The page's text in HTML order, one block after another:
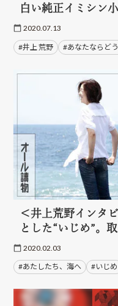
白い純正イミシン
2020.07.13
#井上 荒野 #あなたならど
＜井上荒野インタ
とした“いじめ”。
2020.02.03
#あたしたち、海へ #いじめ